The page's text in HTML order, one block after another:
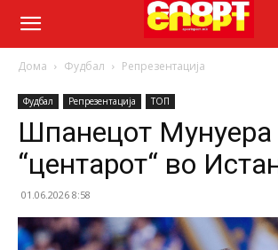
Дома Фудбал Репрезентација
Фудбал Репрезентација ТОП
Шпанецот Мунуера
“центарот“ во
01.06.2026 8:58